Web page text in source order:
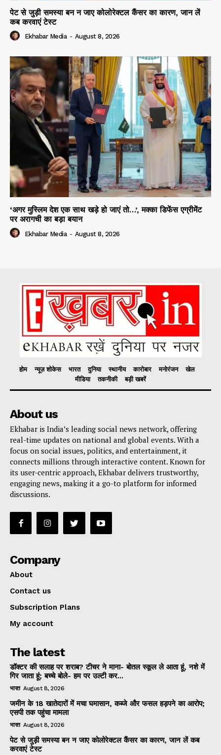
पेट से जुड़ी समस्या बन न जाए कोलोरेक्टल कैंसर का कारण, जान लें
कब करवाएं टेस्ट
Ekhabar Media - August 8, 2026
‘अगर मुस्लिम देश एक साथ खड़े हो जाएं तो…’, मक्का डिफेंस एग्रीमेंट
पर अरागची का बड़ा बयान
Ekhabar Media - August 8, 2026
होम न्यूज़ शोकेस भारत दुनिया स्थानीय कारोबार मनोरंजन
खेल
मीडिया
तकनीकी बड़ी खबरें
About us
Ekhabar is India’s leading social news network, offering
real-time updates on national and global events. With a
focus on social issues, politics, and entertainment, it
connects millions through interactive content. Known for
its user-centric approach, Ekhabar delivers trustworthy,
engaging news, making it a go-to platform for informed
discussions.
Company
About
Contact us
Subscription Plans
My account
The latest
डॉक्टर की सलाह पर शराब? टीचर ने माना- बोतल स्कूल ले आता हूं, नशे में
गिर जाता हूं; बच्चे बोले- हम पर उल्टी कर...
भारत August 8, 2026
जमीन के 18 खातेदारों में मचा घमासान, कब्जे और फसल हड़पने का आरोप;
एसपी तक पहुंचा मामला
भारत August 8, 2026
पेट से जुड़ी समस्या बन न जाए कोलोरेक्टल कैंसर का कारण, जान लें कब
करवाएं टेस्ट